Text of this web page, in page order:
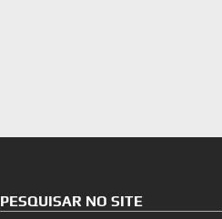
PESQUISAR NO SITE